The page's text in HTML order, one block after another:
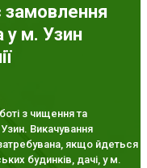
замовлення
у м. Узин
з чищення та
Узин. Викачування
якщо йдеться
будинків, дачі, у м.